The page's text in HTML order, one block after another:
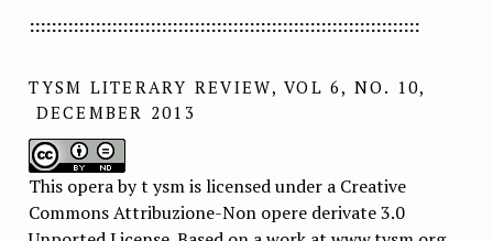
:::::::::::::::::::::::::::::::::::::::::::::::::::::::::::::::::::::::
TYSM LITERARY REVIEW, VOL 6, NO. 10,
DECEMBER 2013
This opera by t ysm is licensed under a Creative
Commons Attribuzione-Non opere derivate 3.0